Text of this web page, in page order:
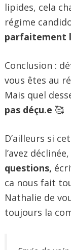
lipides, cela
régime
parfaitement
Conclusion :
vous êtes au
Mais quel
pas déçu.e 🥰
D’ailleurs si
l’avez déclinée,
questions,
ca nous fait
Nathalie de
toujours la